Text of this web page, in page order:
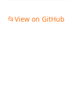
📂View on GitHub